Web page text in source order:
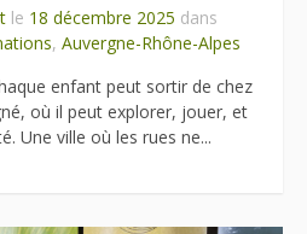
le 18 décembre 2025 dans
, Auvergne-Rhône-Alpes
enfant peut sortir de chez
où il peut explorer, jouer, et
Une ville où les rues ne...